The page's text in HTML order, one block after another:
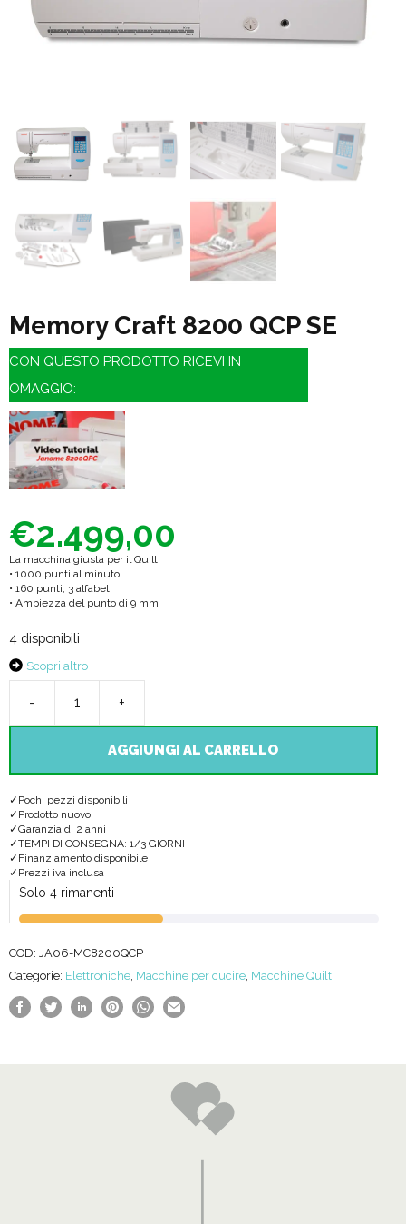
Memory Craft 8200 QCP SE
CON QUESTO PRODOTTO RICEVI IN
OMAGGIO:
€2.499,00
La macchina giusta per il Quilt!
• 1000 punti al minuto
• 160 punti, 3 alfabeti
• Ampiezza del punto di 9 mm
4 disponibili
Scopri altro
-
Craft
8200
quantità
+
AGGIUNGI AL CARRELLO
Pochi pezzi disponibili
Prodotto nuovo
Garanzia di 2 anni
TEMPI DI CONSEGNA: 1/3 GIORNI
Finanziamento disponibile
Prezzi iva inclusa
Solo 4 rimanenti
COD: JA06-MC8200QCP
Categorie: Elettroniche Macchine per cucire Macchine Quilt